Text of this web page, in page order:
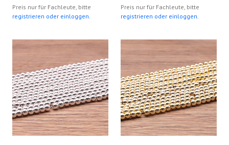
Preis nur für Fachleute, bitte
registrieren oder einloggen.
Preis nur für Fachleute, bitte
registrieren oder einloggen.